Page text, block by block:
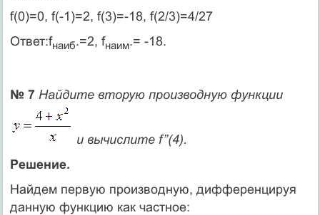
f(0)=0, f(-1)=2, f(3)=-18, f(2/3)=4/27
Ответ:fнаиб.=2, fнаим.= -18.
№ 7Найдите вторую производную функции
и вычислите f’’(4).
Решение.
Найдем первую производную, дифференцируя
данную функцию как частное: